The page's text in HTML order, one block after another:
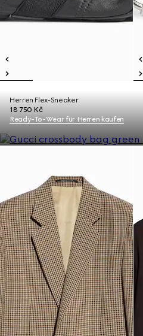
Herren Flex-Sneaker
18 750 Kč
Ready-To-Wear für Herren kaufen